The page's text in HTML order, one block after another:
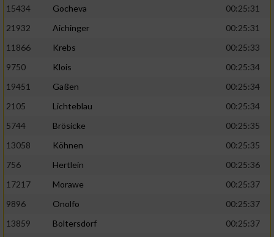
15434
Gocheva
00:25:31
21932
Aichinger
00:25:31
11866
Krebs
00:25:33
9750
Klois
00:25:34
19451
Gaßen
00:25:34
2105
Lichteblau
00:25:34
5744
Brösicke
00:25:35
13058
Köhnen
00:25:35
756
Hertlein
00:25:36
17217
Morawe
00:25:37
9896
Onolfo
00:25:37
13859
Boltersdorf
00:25:37